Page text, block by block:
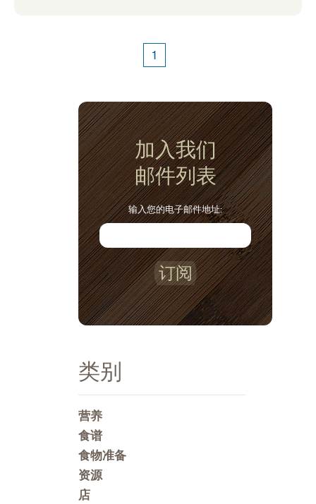
1
加入我们
邮件列表
输入您的电子邮件地址:
订阅
类别
营养
食谱
食物准备
资源
店